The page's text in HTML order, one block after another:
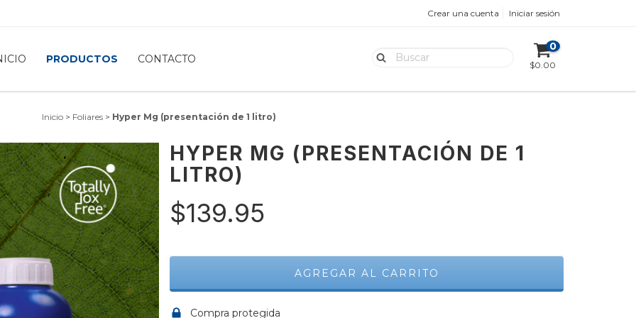
Crear una cuenta Iniciar sesión
PRODUCTOS CONTACTO
0
$0.00
Inicio > Foliares > Hyper Mg (presentación de 1 litro)
HYPER MG (PRESENTACIÓN DE 1
LITRO)
$139.95
Compra protegida